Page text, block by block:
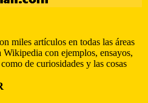
miles artículos en todas las áreas
con ejemplos, ensayos,
de curiosidades y las cosas